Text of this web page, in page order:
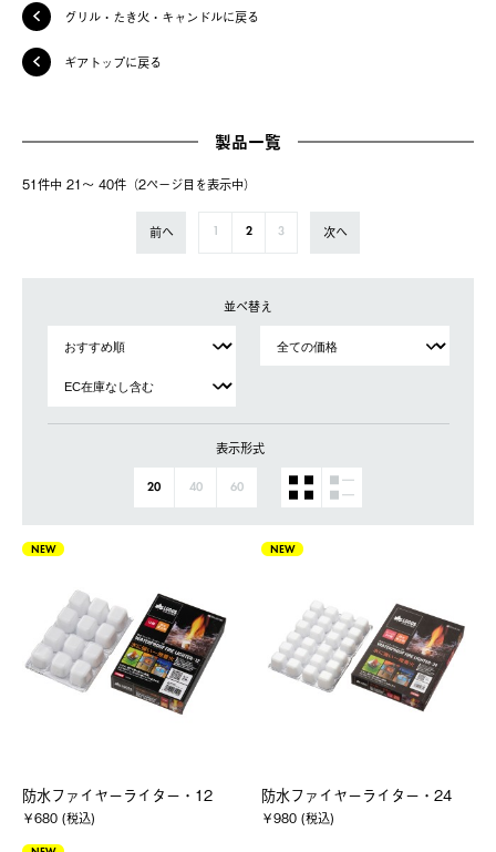
グリル・たき火・キャンドルに戻る
ギアトップに戻る
製品一覧
51件中 21〜 40件（2ページ⽬を表⽰中）
前へ 1 2 3 次へ
並べ替え
表示形式
20 40 60
NEW
防水ファイヤーライター・12
￥680 (税込)
NEW
防水ファイヤーライター・24
￥980 (税込)